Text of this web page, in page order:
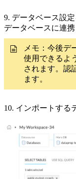
9. データベース設定
データベースに連携
メモ：今後デ
使用できるよ
されます。認
ます。
10. インポートする